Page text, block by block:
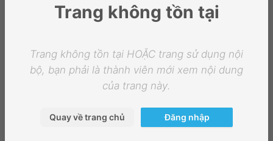
Trang không tồn tại
Trang không tồn tại HOẶC trang sử dụng nội
bộ, bạn phải là thành viên mới xem nội dung
của trang này.
Quay về trang chủ Đăng nhập